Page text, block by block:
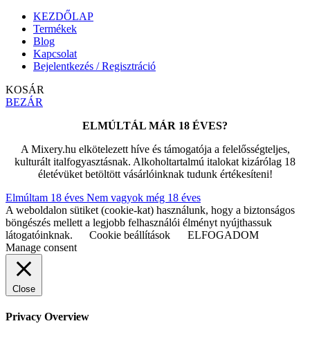
KEZDŐLAP
Termékek
Blog
Kapcsolat
Bejelentkezés / Regisztráció
KOSÁR
BEZÁR
ELMÚLTÁL MÁR 18 ÉVES?
A Mixery.hu elkötelezett híve és támogatója a felelősségteljes,
kulturált italfogyasztásnak. Alkoholtartalmú italokat kizárólag 18
életévüket betöltött vásárlóinknak tudunk értékesíteni!
Elmúltam 18 éves Nem vagyok még 18 éves
A weboldalon sütiket (cookie-kat) használunk, hogy a biztonságos
böngészés mellett a legjobb felhasználói élményt nyújthassuk
látogatóinknak.
Cookie beállítások
ELFOGADOM
Manage consent
Close
Privacy Overview